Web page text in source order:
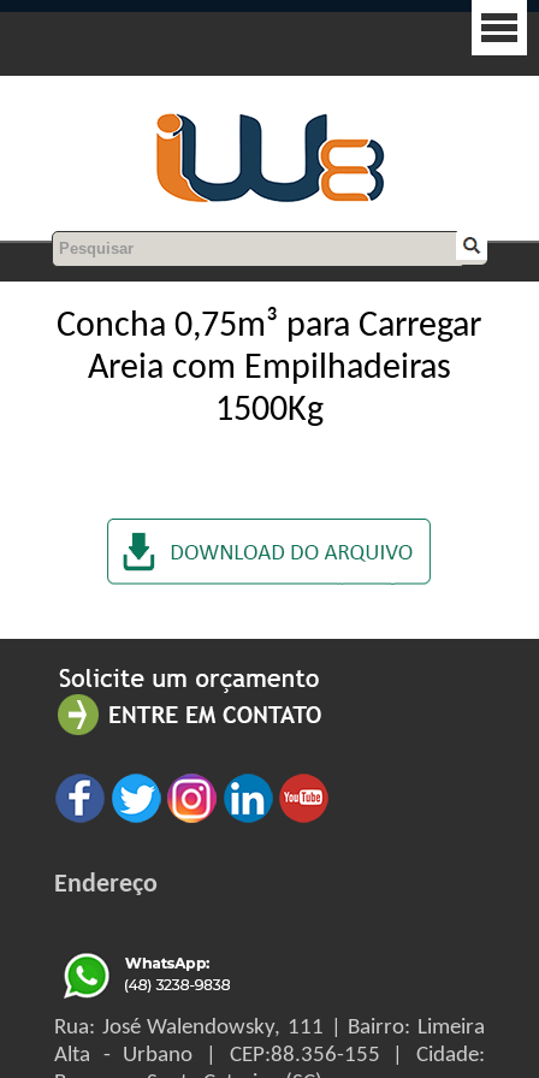
Concha 0,75m³ para Carregar
Areia com Empilhadeiras
1500Kg
Endereço
Rua: José Walendowsky, 111 | Bairro: Limeira
Alta - Urbano | CEP:88.356-155 | Cidade: